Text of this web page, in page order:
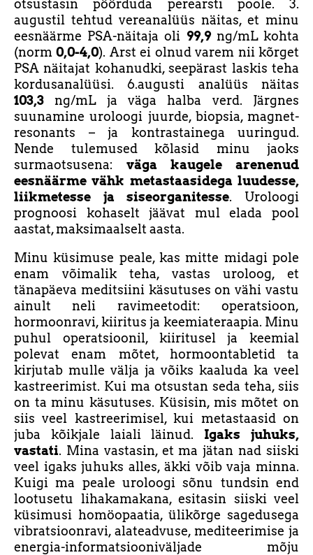
otsustasin pöörduda perearsti poole. 3.
augustil tehtud vereanalüüs näitas, et minu
eesnäärme PSA-näitaja oli 99,9ng/mL kohta
(norm0,0-4,0). Arst ei olnud varem nii kõrget
PSA näitajat kohanudki, seepärast laskis teha
kordusanalüüsi. 6.augusti analüüs näitas
103,3 ng/mL ja väga halba verd. Järgnes
suunamine uroloogi juurde, biopsia, magnet-
resonants – ja kontrastainega uuringud.
Nende tulemused kõlasid minu jaoks
surmaotsusena: väga kaugele arenenud
eesnäärme vähk metastaasidega luudesse,
liikmetesse ja siseorganitesse. Uroloogi
prognoosi kohaselt jäävat mul elada pool
aastat, maksimaalselt aasta.
Minu küsimuse peale, kas mitte midagi pole
enam võimalik teha, vastas uroloog, et
tänapäeva meditsiini käsutuses on vähi vastu
ainult neli ravimeetodit: operatsioon,
hormoonravi, kiiritus ja keemiateraapia. Minu
puhul operatsioonil, kiiritusel ja keemial
polevat enam mõtet, hormoontabletid ta
kirjutab mulle välja ja võiks kaaluda ka veel
kastreerimist. Kui ma otsustan seda teha, siis
on ta minu käsutuses. Küsisin, mis mõtet on
siis veel kastreerimisel, kui metastaasid on
juba kõikjale laiali läinud. Igaks juhuks,
vastati. Mina vastasin, et ma jätan nad siiski
veel igaks juhuks alles, äkki võib vaja minna.
Kuigi ma peale uroloogi sõnu tundsin end
lootusetu lihakamakana, esitasin siiski veel
küsimusi homöopaatia, ülikõrge sagedusega
vibratsioonravi, alateadvuse, mediteerimise ja
energia-informatsiooniväljade mõju